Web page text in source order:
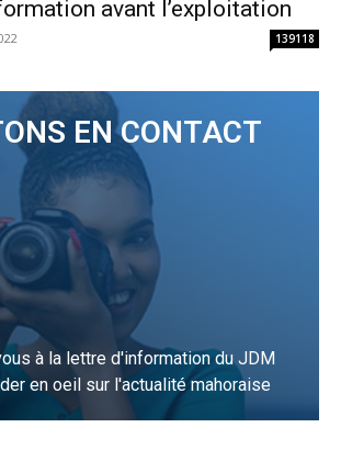
avant l’exploitation
139118
EN CONTACT
à la lettre d'information du JDM
en oeil sur l'actualité mahoraise